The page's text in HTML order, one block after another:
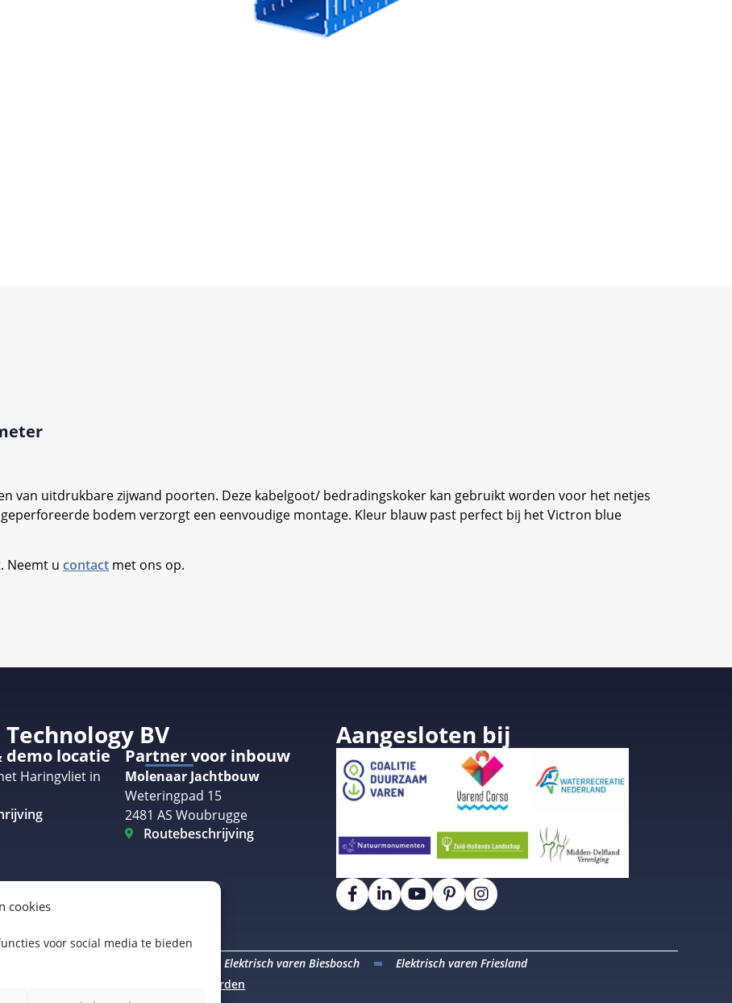
cookies
voor social media te bieden
van uitdrukbare zijwand poorten. Deze kabelgoot/ bedradingskoker kan gebruikt worden voor het netjes
bodem verzorgt een eenvoudige montage. Kleur blauw past perfect bij het Victron blue
Neemt u contact met ons op.
BV
demo locatie
Haringvliet in
Partner voor inbouw
Molenaar Jachtbouw
Weteringpad 15
2481 AS Woubrugge
Routebeschrijving
Aangesloten bij
Elektrisch varen Biesbosch
Elektrisch varen Friesland
Algemene voorwaarden